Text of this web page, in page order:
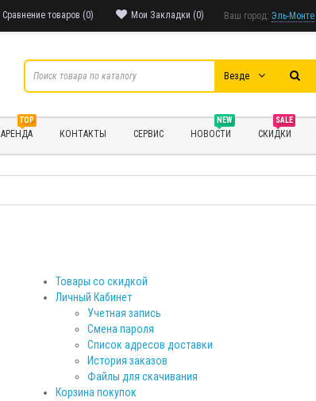
Ваш город: Эль-Монте
Мои Закладки (0)
Сравнение товаров (0)
Везде
TOP
АРЕНДА КОНТАКТЫ СЕРВИС
NEW
НОВОСТИ
SALE
СКИДКИ
Товары со скидкой
Личный Кабинет
Учетная запись
Смена пароля
Список адресов доставки
История заказов
Файлы для скачивания
Корзина покупок